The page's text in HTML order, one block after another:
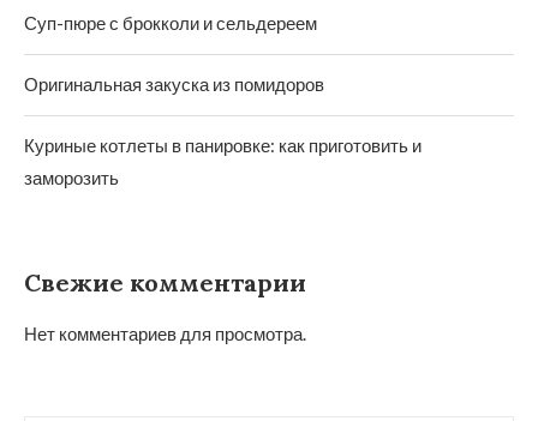
Суп-пюре с брокколи и сельдереем
Оригинальная закуска из помидоров
Куриные котлеты в панировке: как приготовить и
заморозить
Свежие комментарии
Нет комментариев для просмотра.